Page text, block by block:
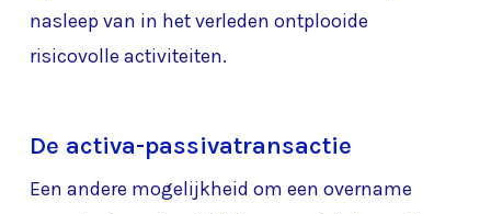
nasleep van in het verleden ontplooide
risicovolle activiteiten.
De activa-passivatransactie
Een andere mogelijkheid om een overname